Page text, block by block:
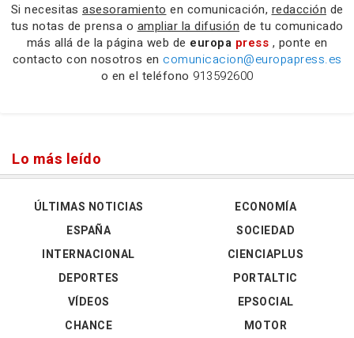
Si necesitas asesoramiento en comunicación, redacción de
tus notas de prensa o ampliar la difusión de tu comunicado
más allá de la página web de europa press , ponte en
contacto con nosotros en comunicacion@europapress.es
o en el teléfono 913592600
Lo más leído
ÚLTIMAS NOTICIAS
ESPAÑA
INTERNACIONAL
DEPORTES
VÍDEOS
ECONOMÍA
SOCIEDAD
CIENCIAPLUS
PORTALTIC
EPSOCIAL
CHANCE
MOTOR